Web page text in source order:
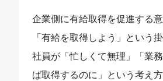
企業側に有給取得を促進する意
「有給を取得しよう」という
社員が「忙しくて無理」「業
ば取得するのに」という考え